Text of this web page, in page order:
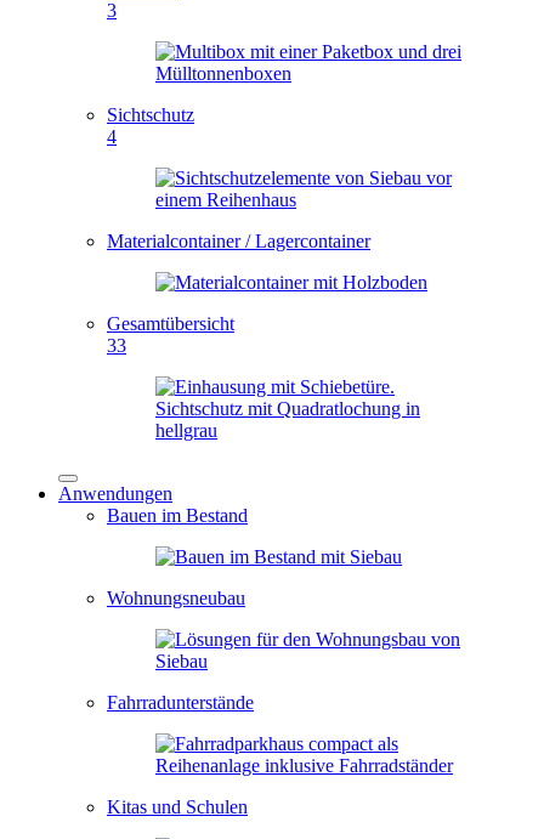
3
Sichtschutz
4
Materialcontainer / Lagercontainer
Gesamtübersicht
33
Anwendungen
Bauen im Bestand
Wohnungsneubau
Fahrradunterstände
Kitas und Schulen